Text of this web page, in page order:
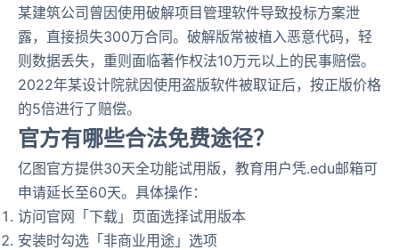
某建筑公司曾因使用破解项目管理软件导致投标方案泄
露，直接损失300万合同。破解版常被植入恶意代码，轻
则数据丢失，重则面临著作权法10万元以上的民事赔偿。
2022年某设计院就因使用盗版软件被取证后，按正版价格
的5倍进行了赔偿。
官方有哪些合法免费途径？
亿图官方提供30天全功能试用版，教育用户凭.edu邮箱可
申请延长至60天。具体操作：
访问官网「下载」页面选择试用版本
安装时勾选「非商业用途」选项